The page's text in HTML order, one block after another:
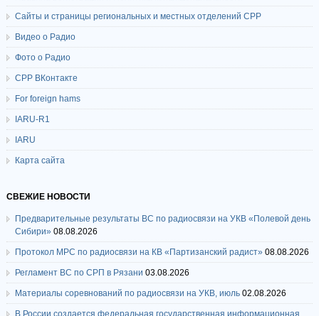
Сайты и страницы региональных и местных отделений СРР
Видео о Радио
Фото о Радио
СРР ВКонтакте
For foreign hams
IARU-R1
IARU
Карта сайта
СВЕЖИЕ НОВОСТИ
Предварительные результаты ВС по радиосвязи на УКВ «Полевой день
Сибири» 08.08.2026
Протокол МРС по радиосвязи на КВ «Партизанский радист» 08.08.2026
Регламент ВС по СРП в Рязани 03.08.2026
Материалы соревнований по радиосвязи на УКВ, июль 02.08.2026
В России создается федеральная государственная информационная